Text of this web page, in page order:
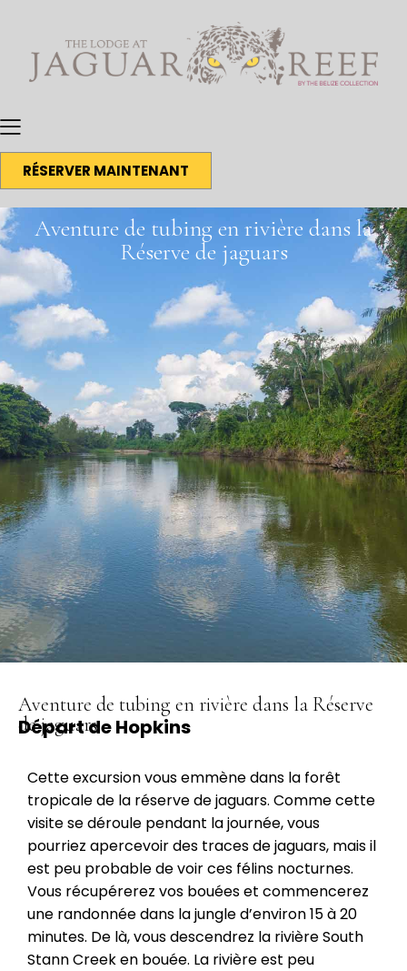
RÉSERVER MAINTENANT
Aventure de tubing en rivière dans la
Réserve de jaguars
Aventure de tubing en rivière dans la Réserve
de jaguars
Départ de Hopkins
Cette excursion vous emmène dans la forêt
tropicale de la réserve de jaguars. Comme cette
visite se déroule pendant la journée, vous
pourriez apercevoir des traces de jaguars, mais il
est peu probable de voir ces félins nocturnes.
Vous récupérerez vos bouées et commencerez
une randonnée dans la jungle d’environ 15 à 20
minutes. De là, vous descendrez la rivière South
Stann Creek en bouée. La rivière est peu